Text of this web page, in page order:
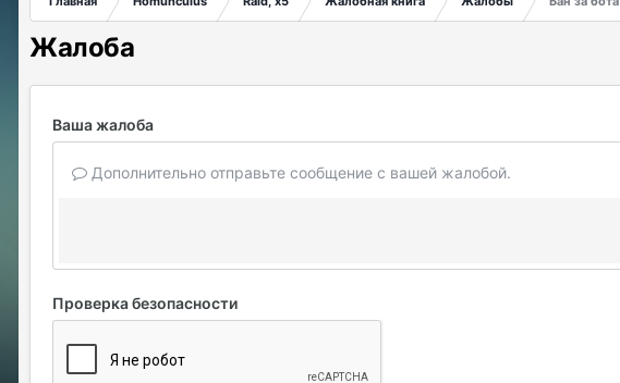
Жалоба
Ваша жалоба
Дополнительно отправьте сообщение с вашей жалобой.
Проверка безопасности